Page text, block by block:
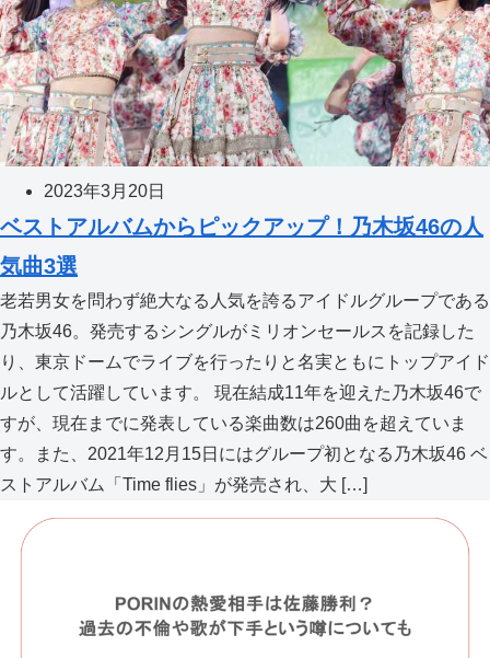
2023年3月20日
ベストアルバムからピックアップ！乃木坂46の人
気曲3選
老若男女を問わず絶大なる人気を誇るアイドルグループである
乃木坂46。発売するシングルがミリオンセールスを記録した
り、東京ドームでライブを行ったりと名実ともにトップアイド
ルとして活躍しています。 現在結成11年を迎えた乃木坂46で
すが、現在までに発表している楽曲数は260曲を超えていま
す。また、2021年12月15日にはグループ初となる乃木坂46 ベ
ストアルバム「Time flies」が発売され、大 […]